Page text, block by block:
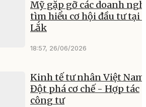
Mỹ gặp gỡ các doanh
tìm hiểu cơ hội đầu tư tại
Lắk
18:57, 26/06/2026
Kinh tế tư nhân Việt Nam:
Đột phá cơ chế - Hợp tác
công tư